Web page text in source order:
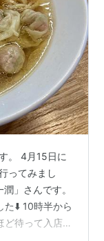
。 4月15日に
ってみまし
」さんです。
た⬇️ 10時半から
待って入店出